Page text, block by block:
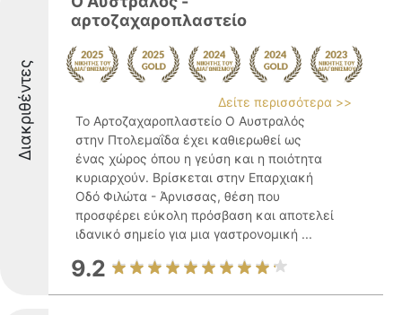
Διακριθέντες
αρτοζαχαροπλαστείο
Δείτε περισσότερα >>
Το Αρτοζαχαροπλαστείο Ο Αυστραλός
στην Πτολεμαΐδα έχει καθιερωθεί ως
ένας χώρος όπου η γεύση και η ποιότητα
κυριαρχούν. Βρίσκεται στην Επαρχιακή
Οδό Φιλώτα - Άρνισσας, θέση που
προσφέρει εύκολη πρόσβαση και αποτελεί
ιδανικό σημείο για μια γαστρονομική ...
9.2